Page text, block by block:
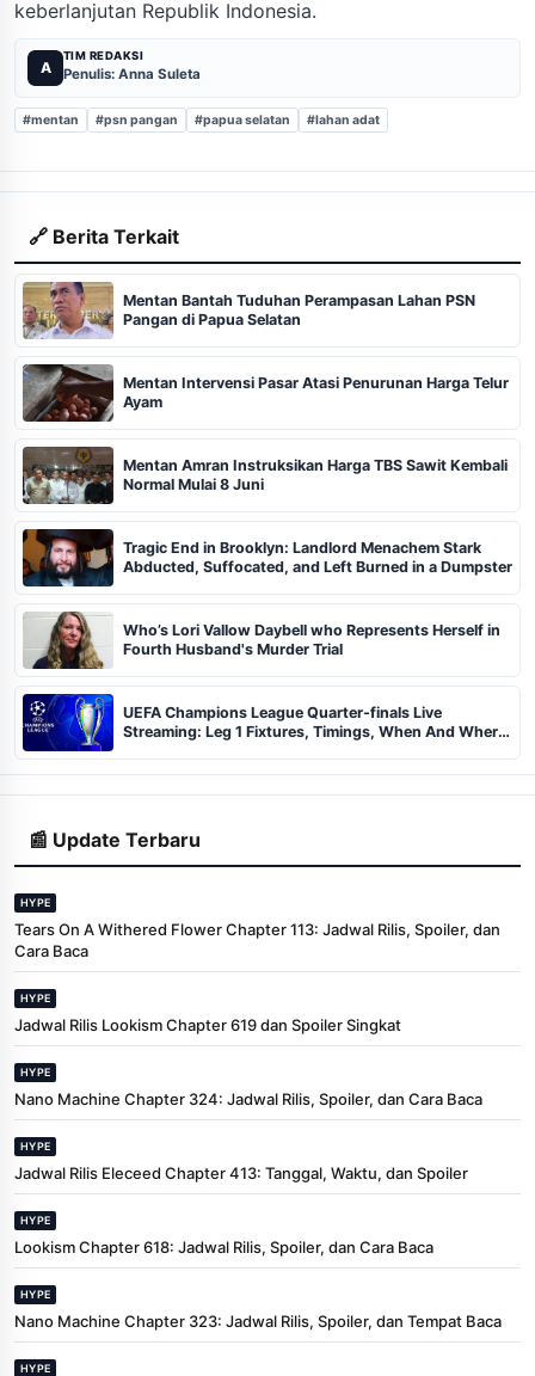
keberlanjutan Republik Indonesia.
A
TIM REDAKSI
Penulis: Anna Suleta
#mentan #psn pangan #papua selatan #lahan adat
🔗 Berita Terkait
Mentan Bantah Tuduhan Perampasan Lahan PSN
Pangan di Papua Selatan
Mentan Intervensi Pasar Atasi Penurunan Harga Telur
Ayam
Mentan Amran Instruksikan Harga TBS Sawit Kembali
Normal Mulai 8 Juni
Tragic End in Brooklyn: Landlord Menachem Stark
Abducted, Suffocated, and Left Burned in a Dumpster
Who’s Lori Vallow Daybell who Represents Herself in
Fourth Husband's Murder Trial
UEFA Champions League Quarter-finals Live
Streaming: Leg 1 Fixtures, Timings, When And Where
📰 Update Terbaru
HYPE
Tears On A Withered Flower Chapter 113: Jadwal Rilis, Spoiler, dan
Cara Baca
HYPE
Jadwal Rilis Lookism Chapter 619 dan Spoiler Singkat
HYPE
Nano Machine Chapter 324: Jadwal Rilis, Spoiler, dan Cara Baca
HYPE
Jadwal Rilis Eleceed Chapter 413: Tanggal, Waktu, dan Spoiler
HYPE
Lookism Chapter 618: Jadwal Rilis, Spoiler, dan Cara Baca
HYPE
Nano Machine Chapter 323: Jadwal Rilis, Spoiler, dan Tempat Baca
HYPE